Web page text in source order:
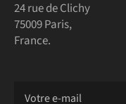
24 rue de Clichy
75009 Paris,
France.